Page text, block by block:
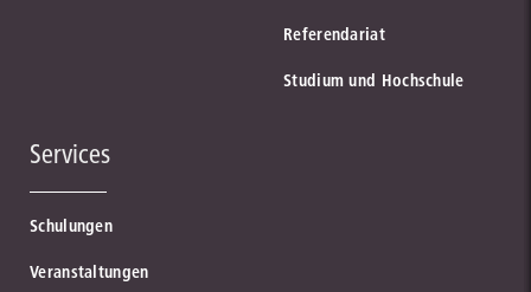
Referendariat
Studium und Hochschule
Services
Schulungen
Veranstaltungen